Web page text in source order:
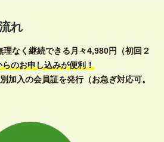
れ
なく継続できる月々4,980円（初回２
らのお申し込みが便利！
加入の会員証を発行（お急ぎ対応可。